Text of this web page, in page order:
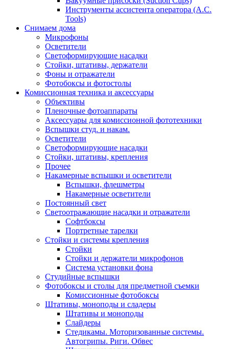
Инструменты ассистента оператора (A.C.
Tools)
Снимаем дома
Микрофоны
Осветители
Светоформирующие насадки
Стойки, штативы, держатели
Фоны и отражатели
Фотобоксы и фотостолы
Комиссионная техника и аксессуары
Объективы
Пленочные фотоаппараты
Аксессуары для комиссионной фототехники
Вспышки студ. и накам.
Осветители
Светоформирующие насадки
Стойки, штативы, крепления
Прочее
Накамерные вспышки и осветители
Вспышки, флешметры
Накамерные осветители
Постоянный свет
Светоотражающие насадки и отражатели
Софтбоксы
Портретные тарелки
Стойки и системы крепления
Стойки
Стойки и держатели микрофонов
Система установки фона
Студийные вспышки
Фотобоксы и столы для предметной съемки
Комиссионные фотобоксы
Штативы, моноподы и сладеры
Штативы и моноподы
Слайдеры
Стедикамы. Моторизованные системы.
Автогрипы. Риги. Обвес